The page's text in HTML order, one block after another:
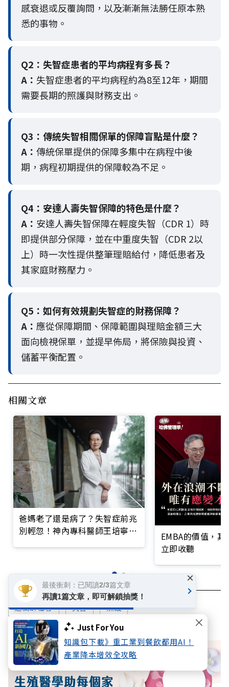
Just For You
知識包下載》重工業到餐飲都用AI！
產業降本增效全攻略
感衰退或反覆詢問，以及漸漸無法勝任原本熟
悉的事物。
Q2： 失智症患者的平均病程有多長？
A： 失智症患者的平均病程約為8至12年，期間
需要長期的照護與財務支出。
Q3： 傳統失智相關保單的保障盲點是什麼？
A： 傳統保單提供的保障多集中在病程中後
期，病程初期提供的保障較為不足。
Q4： 安達人壽失智保障的特色是什麼？
A： 安達人壽失智保障在輕度失智（CDR 1）時
即提供部分保障，並在中重度失智（CDR 2以
上）時一次性提供整筆理賠給付，降低患者及
其家庭財務壓力。
Q5： 如何有效規劃失智症的財務保障？
A： 應從保障期間、保障範圍與理賠金額三大
面向檢視保單，並提早佈局，將保險與投資、
儲蓄平衡配置。
相關文章
爸媽老了還是病了？失智症前兆
別輕忽！神內專科醫師王培寧呼
EMBA的價值，
立即收聽
超高齡社會 失智 照護
最後衝刺：已閱讀2/3篇文章
再讀1篇文章，即可解鎖抽獎！
×